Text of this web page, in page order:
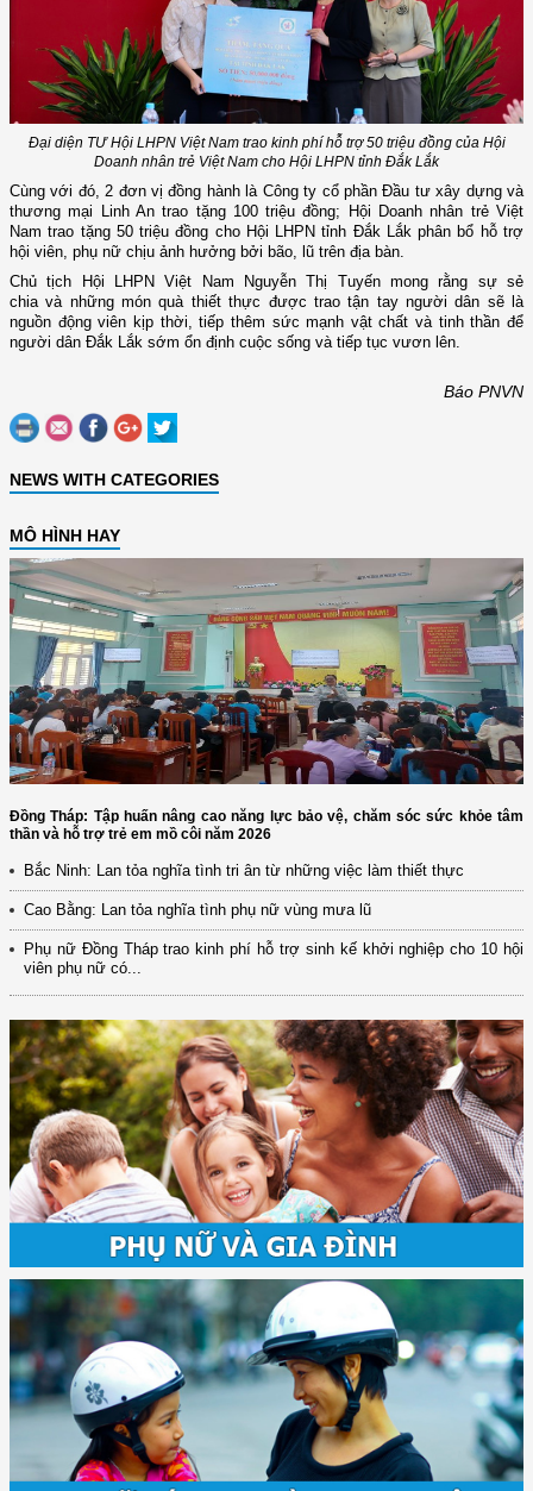
Đại diện TƯ Hội LHPN Việt Nam trao kinh phí hỗ trợ 50 triệu đồng của Hội
Doanh nhân trẻ Việt Nam cho Hội LHPN tỉnh Đắk Lắk
Cùng với đó, 2 đơn vị đồng hành là Công ty cổ phần Đầu tư xây dựng và
thương mại Linh An trao tặng 100 triệu đồng; Hội Doanh nhân trẻ Việt
Nam trao tặng 50 triệu đồng cho Hội LHPN tỉnh Đắk Lắk phân bổ hỗ trợ
hội viên, phụ nữ chịu ảnh hưởng bởi bão, lũ trên địa bàn.
Chủ tịch Hội LHPN Việt Nam Nguyễn Thị Tuyến mong rằng sự sẻ
chia và những món quà thiết thực được trao tận tay người dân sẽ là
nguồn động viên kịp thời, tiếp thêm sức mạnh vật chất và tinh thần để
người dân Đắk Lắk sớm ổn định cuộc sống và tiếp tục vươn lên.
Báo PNVN
NEWS WITH CATEGORIES
MÔ HÌNH HAY
Đồng Tháp: Tập huấn nâng cao năng lực bảo vệ, chăm sóc sức khỏe tâm
thần và hỗ trợ trẻ em mồ côi năm 2026
Bắc Ninh: Lan tỏa nghĩa tình tri ân từ những việc làm thiết thực
Cao Bằng: Lan tỏa nghĩa tình phụ nữ vùng mưa lũ
Phụ nữ Đồng Tháp trao kinh phí hỗ trợ sinh kế khởi nghiệp cho 10 hội
viên phụ nữ có...